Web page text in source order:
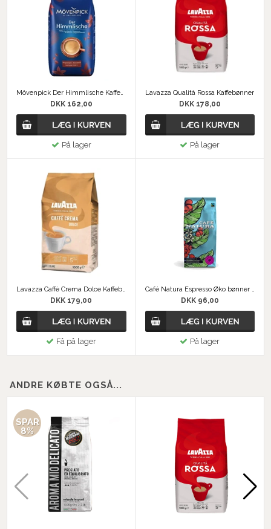
Mövenpick Der Himmlische Kaffebønner 1 kg
DKK 162,00
På lager
Lavazza Qualità Rossa Kaffebønner
DKK 178,00
På lager
Lavazza Caffè Crema Dolce Kaffebønner
DKK 179,00
Få på lager
Café Natura Espresso Øko bønner 500g
DKK 96,00
På lager
ANDRE KØBTE OGSÅ...
SPAR
8%